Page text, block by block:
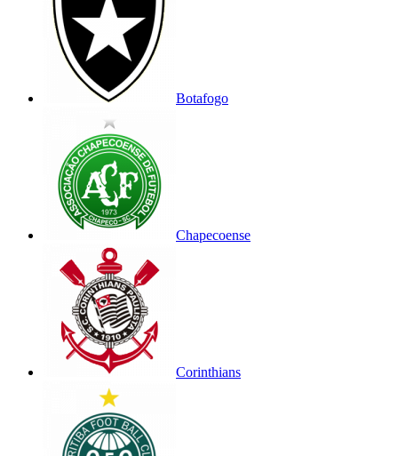
Botafogo
Chapecoense
Corinthians